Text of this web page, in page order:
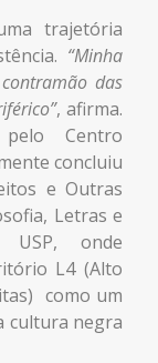
trajetória
“Minha
das
, afirma.
Centro
concluiu
e Outras
Letras e
USP, onde
L4 (Alto
como um
cultura negra